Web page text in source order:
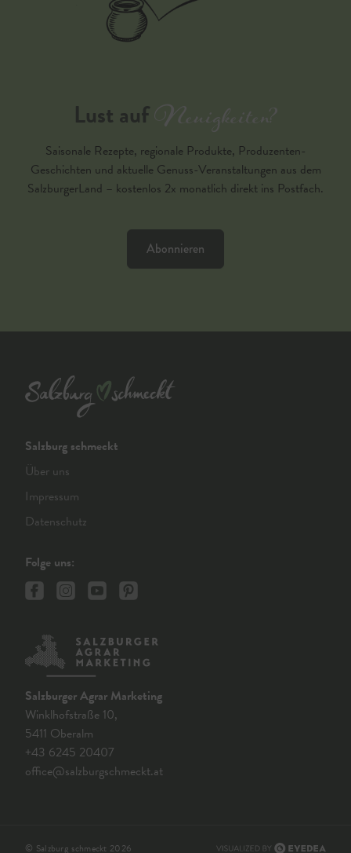
Lust aufNeuigkeiten?
Saisonale Rezepte, regionale Produkte, Produzenten-
Geschichten und aktuelle Genuss-Veranstaltungen aus dem
SalzburgerLand – kostenlos 2x monatlich direkt ins Postfach.
Abonnieren
Salzburg schmeckt
Über uns
Impressum
Datenschutz
Folge uns:
Salzburger Agrar Marketing
Winklhofstraße 10,
5411 Oberalm
+43 6245 20407
office@salzburgschmeckt.at
© Salzburg schmeckt 2026